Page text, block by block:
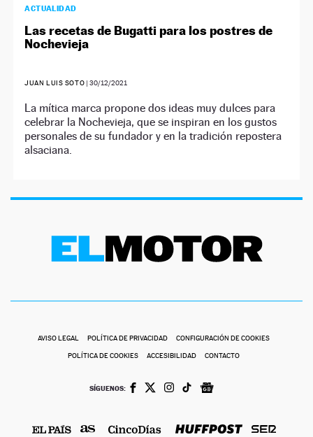
ACTUALIDAD
Las recetas de Bugatti para los postres de
Nochevieja
JUAN LUIS SOTO |30/12/2021
La mítica marca propone dos ideas muy dulces para
celebrar la Nochevieja, que se inspiran en los gustos
personales de su fundador y en la tradición repostera
alsaciana.
AVISO LEGAL POLÍTICA DE PRIVACIDAD CONFIGURACIÓN DE COOKIES
POLÍTICA DE COOKIES ACCESIBILIDAD CONTACTO
SÍGUENOS: